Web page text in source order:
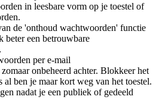
in leesbare vorm op je toestel of
de 'onthoud wachtwoorden' functie
beter een betrouwbare
per e-mail
onbeheerd achter. Blokkeer het
al ben je maar kort weg van het toestel.
nadat je een publiek of gedeeld